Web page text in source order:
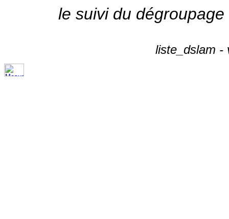
le suivi du
liste_dslam -